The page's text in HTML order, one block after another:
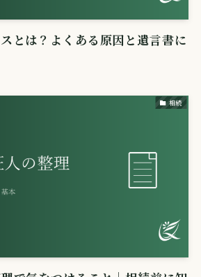
とは？よくある原因と遺言書に
相続